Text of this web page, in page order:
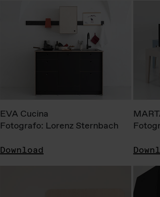
EVA Cucina
Fotografo: Lorenz Sternbach
Download